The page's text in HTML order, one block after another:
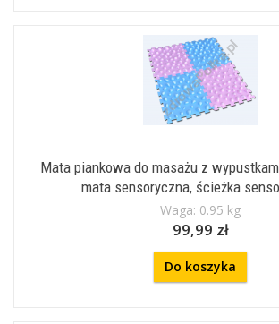
Mata piankowa do masażu z
mata sensoryczna, ścieżka
Waga: 0.95 kg
99,99 zł
Do koszyka